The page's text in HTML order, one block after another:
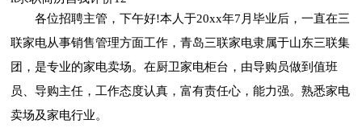
各位招聘主管，下午好!本人于20xx年7月毕业后，一直在三
联家电从事销售管理方面工作，青岛三联家电隶属于山东三联集
团，是专业的家电卖场。在厨卫家电柜台，由导购员做到值班
员、导购主任，工作态度认真，富有责任心，能力强。熟悉家电
卖场及家电行业。